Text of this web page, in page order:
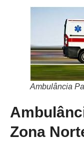
Ambulância
Zona